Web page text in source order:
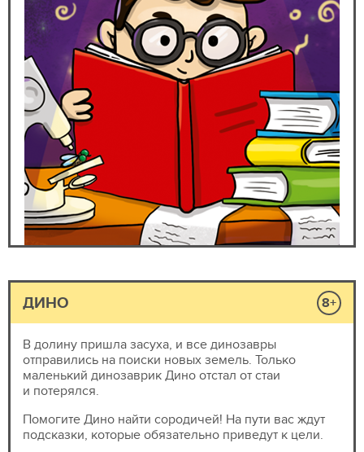
ДИНО 8+
В долину пришла засуха, и все динозавры
отправились на поиски новых земель. Только
маленький динозаврик Дино отстал от стаи
и потерялся.
Помогите Дино найти сородичей! На пути вас ждут
подсказки, которые обязательно приведут к цели.